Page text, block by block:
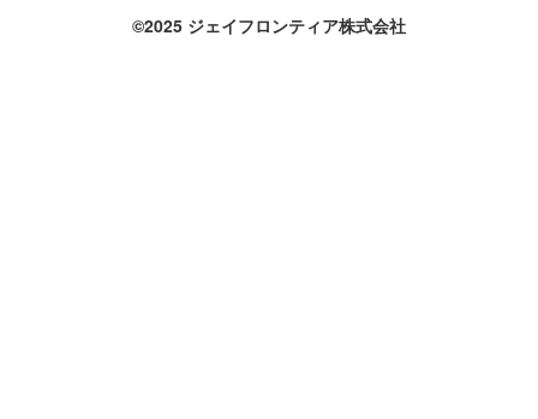
©2025 ジェイフロンティア株式会社